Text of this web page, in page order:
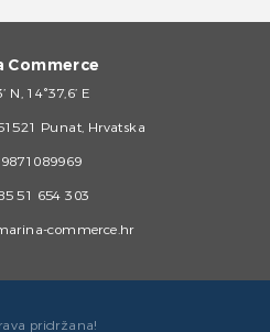
Commerce
N, 14°37,6’ E
Punat, Hrvatska
51 654 303
commerce.hr
pridržana!